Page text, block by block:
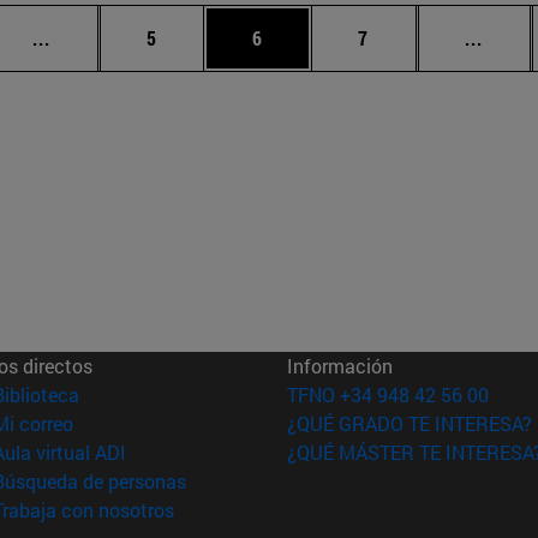
... Páginas intermedias Use TAB para desplazarse.
Página
5 Página
6 Página
7 ...
directos
(abre en nueva ventana)
correo(abre en nueva ventana)
virtual ADI (abre en nueva ventana)
de personas(abre en nueva ventana)
con nosotros(abre en nueva ventana)
Información
TFNO +34 948 42 56 00
¿QUÉ GRADO TE INTERESA?
¿QUÉ MÁSTER TE